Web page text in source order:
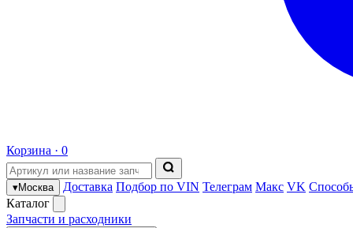
Корзина · 0
▾Москва Доставка Подбор по VIN Телеграм Макс VK
Каталог
Запчасти и расходники